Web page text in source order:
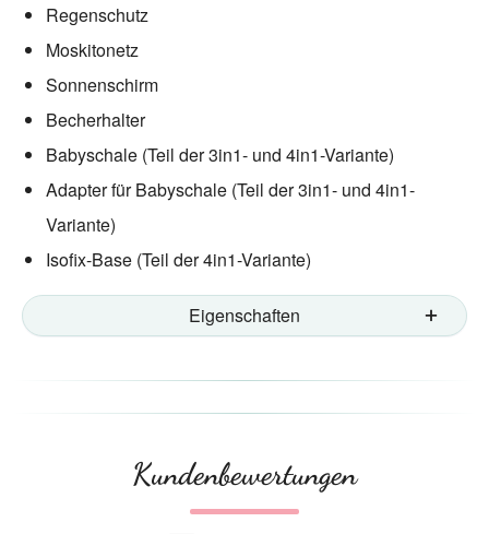
Regenschutz
Moskitonetz
Sonnenschirm
Becherhalter
Babyschale (Teil der 3in1- und 4in1-Variante)
Adapter für Babyschale (Teil der 3in1- und 4in1-
Variante)
Isofix-Base (Teil der 4in1-Variante)
Eigenschaften
Kundenbewertungen